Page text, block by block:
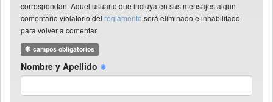
correspondan. Aquel usuario que incluya en sus mensajes algun
comentario violatorio del reglamento será eliminado e inhabilitado
para volver a comentar.
campos obligatorios
Nombre y Apellido